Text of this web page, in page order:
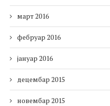
март 2016
фебруар 2016
јануар 2016
децембар 2015
новембар 2015